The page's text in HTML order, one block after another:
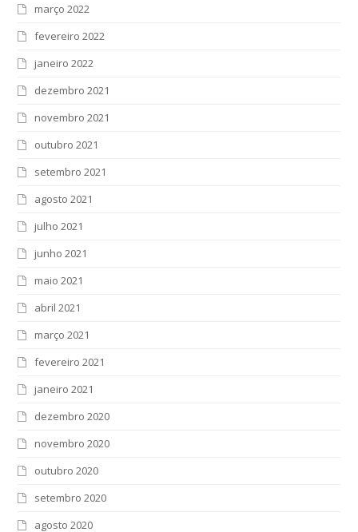
março 2022
fevereiro 2022
janeiro 2022
dezembro 2021
novembro 2021
outubro 2021
setembro 2021
agosto 2021
julho 2021
junho 2021
maio 2021
abril 2021
março 2021
fevereiro 2021
janeiro 2021
dezembro 2020
novembro 2020
outubro 2020
setembro 2020
agosto 2020